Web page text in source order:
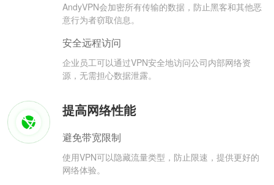
AndyVPN会加密所有传输的数据，防止黑客和其他恶
意行为者窃取信息。
安全远程访问
企业员工可以通过VPN安全地访问公司内部网络资
源，无需担心数据泄露。
提高网络性能
避免带宽限制
使用VPN可以隐藏流量类型，防止限速，提供更好的
网络体验。